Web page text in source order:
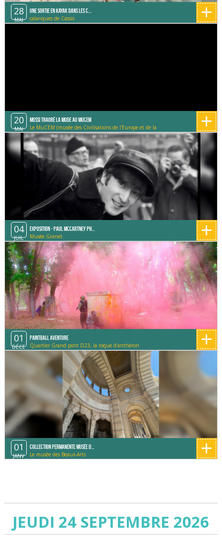
28
MAI
Une sortie en Kayak dans les C...
calanques de Cassis +
20
MAI
Mossi Traoré la mode au Mucem
Le MuCEM (musée des Civilisations de l'Europe et de la
Méditerranée)
+
04
JUIL
Exposition - Paul McCartney Ph...
Musée Granet +
01
DÉCE
Paintball Aventure
Quartier Grand pont D23, la roque d'anthéron +
01
JANV
Collection permanente Musée d...
Le musée des Beaux-Arts +
JEUDI 24 SEPTEMBRE 2026